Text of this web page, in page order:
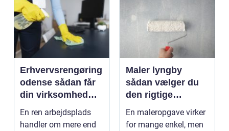
Erhvervsrengøring
odense sådan får
din virksomhed
mest værdi for
pengene
En ren arbejdsplads
handler om mere end
Maler lyngby
sådan vælger du
den rigtige
fagmand
En maleropgave virker
for mange enkel, men